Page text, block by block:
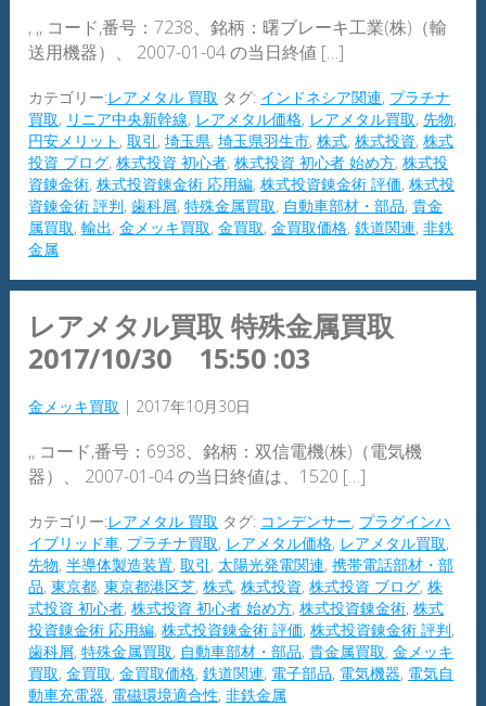
, ,, コード,番号：7238、銘柄：曙ブレーキ工業(株)（輸
送用機器）、 2007-01-04 の当日終値 […]
カテゴリー:レアメタル 買取 タグ: インドネシア関連, プラチナ
買取, リニア中央新幹線, レアメタル価格, レアメタル買取,先物,
円安メリット ,取引 ,埼玉県,埼玉県羽生市,株式,株式投資,株式
投資 ブログ,株式投資 初心者,株式投資 初心者 始め方,株式投
資錬金術,株式投資錬金術 応用編,株式投資錬金術 評価,株式投
資錬金術 評判,歯科屑,特殊金属買取, 自動車部材・部品,貴金
属買取,輸出,金メッキ買取,金買取,金買取価格,鉄道関連,非鉄
金属
レアメタル買取 特殊金属買取
2017/10/30 15:50 :03
金メッキ買取 | 2017年10月30日
,, コード,番号：6938、銘柄：双信電機(株)（電気機
器）、 2007-01-04 の当日終値は、1520 […]
カテゴリー:レアメタル 買取 タグ: コンデンサー, プラグインハ
イブリッド車, プラチナ買取, レアメタル価格, レアメタル買取,
先物,半導体製造装置,取引 , 太陽光発電関連,携帯電話部材・部
品,東京都,東京都港区芝,株式,株式投資,株式投資 ブログ,株
式投資 初心者,株式投資 初心者 始め方,株式投資錬金術,株式
投資錬金術 応用編,株式投資錬金術 評価,株式投資錬金術 評判,
歯科屑,特殊金属買取, 自動車部材・部品,貴金属買取,金メッキ
買取,金買取,金買取価格,鉄道関連, 電子部品, 電気機器, 電気自
動車充電器, 電磁環境適合性,非鉄金属